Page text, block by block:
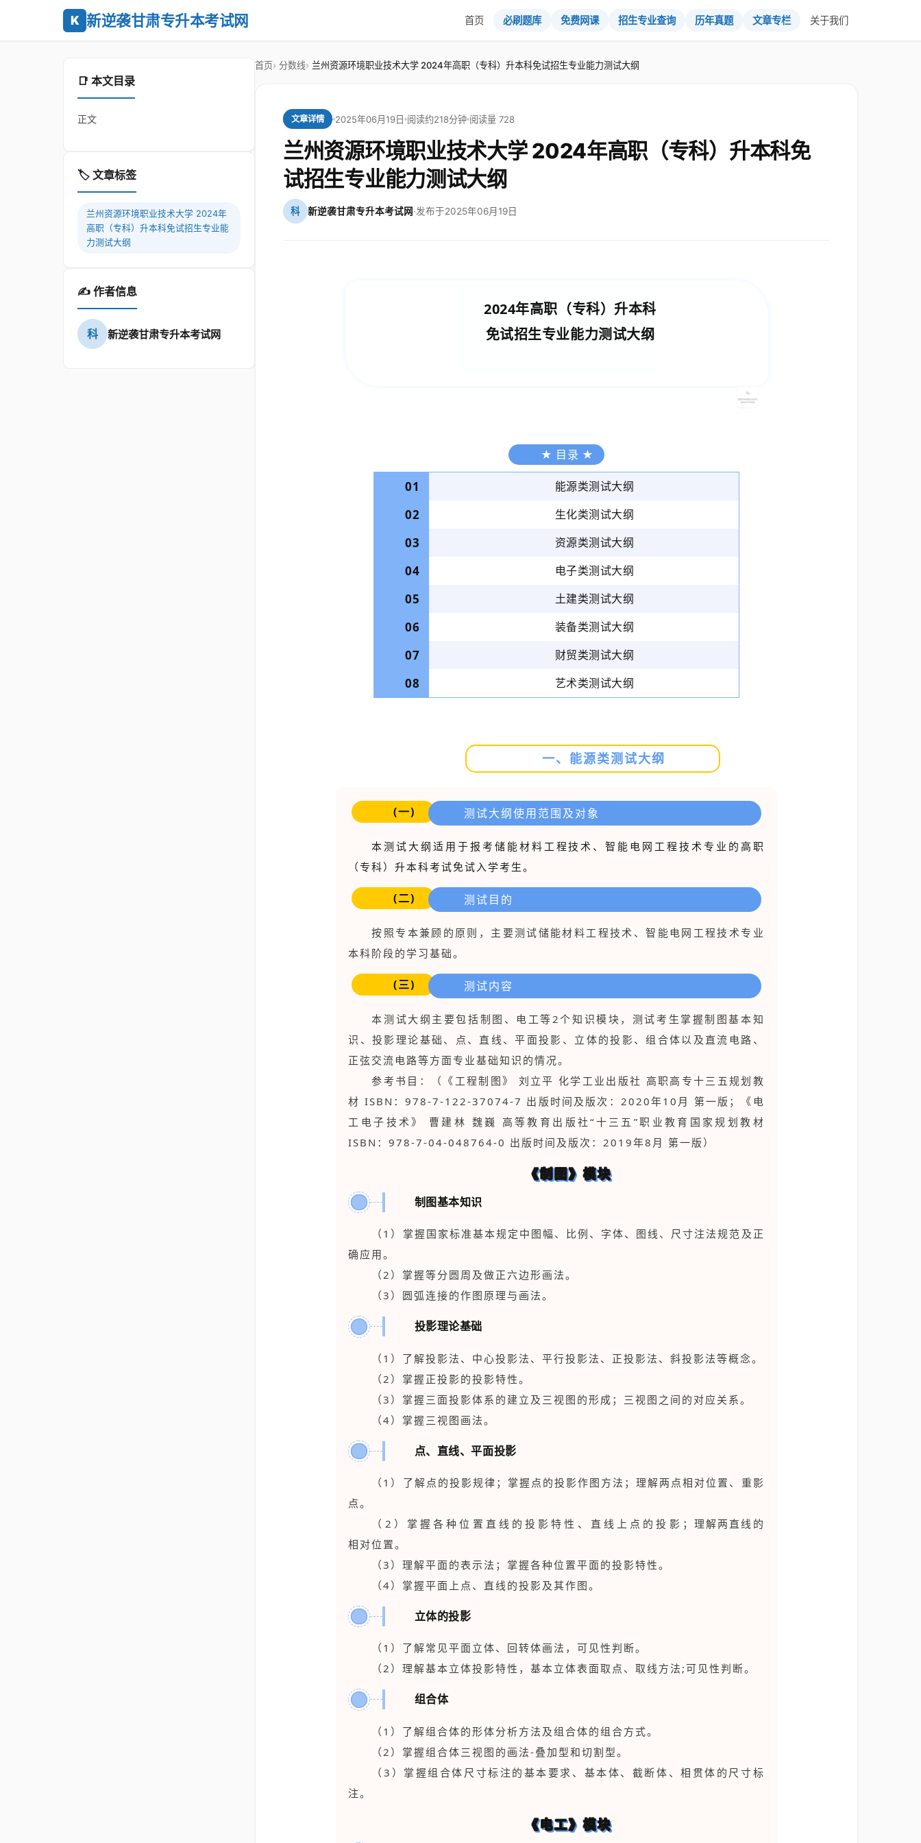
K 新逆袭甘肃专升本考试网 首页 必刷题库 免费网课 招生专业查询 历年真题 文章专栏 关于我们
📑 本文目录
正文
🏷️ 文章标签
兰州资源环境职业技术大学 2024年
高职（专科）升本科免试招生专业能
力测试大纲
✍️ 作者信息
科 新逆袭甘肃专升本考试网
首页 分数线 兰州资源环境职业技术大学 2024年高职（专科）升本科免试招生专业能力测试大纲
文章详情 2025年06月19日 阅读约218分钟 阅读量 728
兰州资源环境职业技术大学 2024年高职（专科）升本科免
试招生专业能力测试大纲
科 新逆袭甘肃专升本考试网·发布于2025年06月19日
2024年高职（专科）升本科
免试招生专业能力测试大纲
★ 目录 ★
01 能源类测试大纲
02 生化类测试大纲
03 资源类测试大纲
04 电子类测试大纲
05 土建类测试大纲
06 装备类测试大纲
07 财贸类测试大纲
08 艺术类测试大纲
一、能源类测试大纲
(一) 测试大纲使用范围及对象
本测试大纲适用于报考储能材料工程技术、智能电网工程技术专业的高职
（专科）升本科考试免试入学考生。
(二) 测试目的
按照专本兼顾的原则，主要测试储能材料工程技术、智能电网工程技术专业
本科阶段的学习基础。
(三) 测试内容
本测试大纲主要包括制图、电工等2个知识模块，测试考生掌握制图基本知
识、投影理论基础、点、直线、平面投影、立体的投影、组合体以及直流电路、
正弦交流电路等方面专业基础知识的情况。
参考书目：（《工程制图》 刘立平 化学工业出版社 高职高专十三五规划教
材 ISBN：978-7-122-37074-7 出版时间及版次：2020年10月 第一版；《电
工电子技术》 曹建林 魏巍 高等教育出版社“十三五”职业教育国家规划教材
ISBN：978-7-04-048764-0 出版时间及版次：2019年8月 第一版）
《制图》模块
1 制图基本知识
（1）掌握国家标准基本规定中图幅、比例、字体、图线、尺寸注法规范及正
确应用。
（2）掌握等分圆周及做正六边形画法。
（3）圆弧连接的作图原理与画法。
2 投影理论基础
（1）了解投影法、中心投影法、平行投影法、正投影法、斜投影法等概念。
（2）掌握正投影的投影特性。
（3）掌握三面投影体系的建立及三视图的形成；三视图之间的对应关系。
（4）掌握三视图画法。
3 点、直线、平面投影
（1）了解点的投影规律；掌握点的投影作图方法；理解两点相对位置、重影
点。
（2）掌握各种位置直线的投影特性、直线上点的投影；理解两直线的
相对位置。
（3）理解平面的表示法；掌握各种位置平面的投影特性。
（4）掌握平面上点、直线的投影及其作图。
4 立体的投影
（1）了解常见平面立体、回转体画法，可见性判断。
（2）理解基本立体投影特性，基本立体表面取点、取线方法;可见性判断。
5 组合体
（1）了解组合体的形体分析方法及组合体的组合方式。
（2）掌握组合体三视图的画法-叠加型和切割型。
（3）掌握组合体尺寸标注的基本要求、基本体、截断体、相贯体的尺寸标
注。
《电工》模块